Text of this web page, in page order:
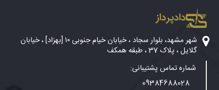
دادپرداز
شهر مشهد، بلوار سجاد ، خیابان خیام جنوبی ۱۰ [بهزاد] ، خیابان
گلایل ، پلاک 37 ، طبقه همکف
شماره تماس پشتیبانی:
09384688028